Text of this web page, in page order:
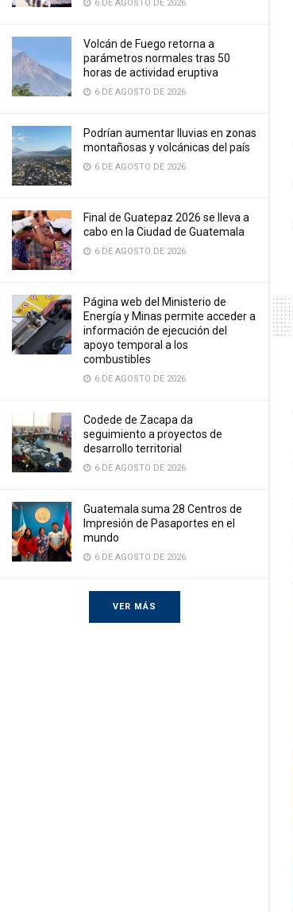
6 DE AGOSTO DE 2026
Volcán de Fuego retorna a
parámetros normales tras 50
horas de actividad eruptiva
6 DE AGOSTO DE 2026
Podrían aumentar lluvias en zonas
montañosas y volcánicas del país
6 DE AGOSTO DE 2026
Final de Guatepaz 2026 se lleva a
cabo en la Ciudad de Guatemala
6 DE AGOSTO DE 2026
Página web del Ministerio de
Energía y Minas permite acceder a
información de ejecución del
apoyo temporal a los
combustibles
6 DE AGOSTO DE 2026
Codede de Zacapa da
seguimiento a proyectos de
desarrollo territorial
6 DE AGOSTO DE 2026
Guatemala suma 28 Centros de
Impresión de Pasaportes en el
mundo
6 DE AGOSTO DE 2026
VER MÁS